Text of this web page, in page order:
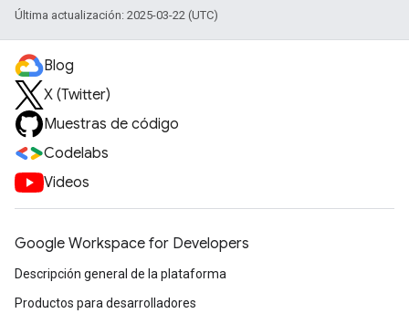
Última actualización: 2025-03-22 (UTC)
Blog
X (Twitter)
Muestras de código
Codelabs
Videos
Google Workspace for Developers
Descripción general de la plataforma
Productos para desarrolladores